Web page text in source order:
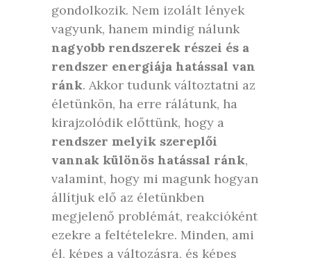
gondolkozik. Nem izolált lények
vagyunk, hanem mindig nálunk
nagyobb rendszerek részei és a
rendszer energiája hatással van
ránk. Akkor tudunk változtatni az
életünkön, ha erre rálátunk, ha
kirajzolódik előttünk, hogy a
rendszer melyik szereplői
vannak különös hatással ránk,
valamint, hogy mi magunk hogyan
állítjuk elő az életünkben
megjelenő problémát, reakcióként
ezekre a feltételekre. Minden, ami
él, képes a változásra, és képes